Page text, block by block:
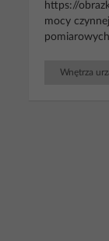
https://
mocy
Wnętrza